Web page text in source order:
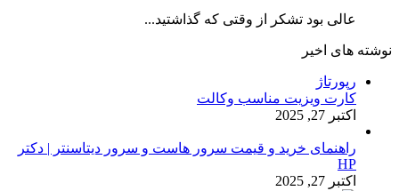
عالی بود تشکر از وقتی که گذاشتید...
نوشته های اخیر
رپورتاژ
کارت ویزیت مناسب وکالت
اکتبر 27, 2025
راهنمای خرید و قیمت سرور هاست و سرور دیتاسنتر | دکتر
HP
اکتبر 27, 2025